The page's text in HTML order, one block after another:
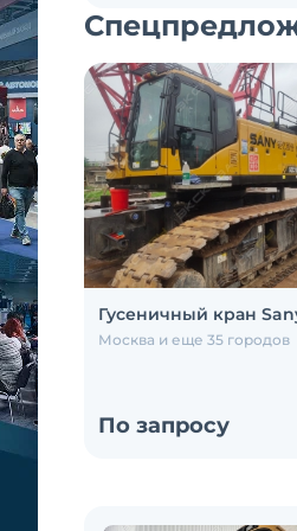
Гусеничный кран
Москва и еще 35 городов
По запросу